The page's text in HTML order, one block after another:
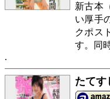
新古本
い厚手
クポス
す。同
たてす